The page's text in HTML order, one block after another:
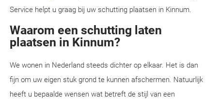
Service helpt u graag bij uw schutting plaatsen in Kinnum.
Waarom een schutting laten
plaatsen in Kinnum?
We wonen in Nederland steeds dichter op elkaar. Het is dan
fijn om uw eigen stuk grond te kunnen afschermen. Natuurlijk
heeft u bepaalde wensen wat betreft de stijl van een